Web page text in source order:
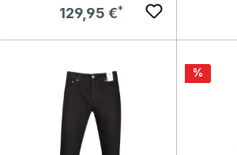
Regulärer Preis:
129,95 €
Rabatt
%